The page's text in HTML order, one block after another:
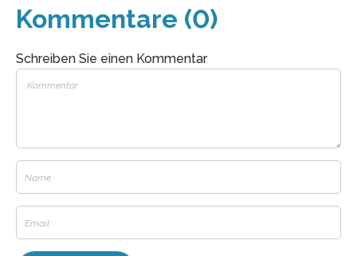
Kommentare (0)
Schreiben Sie einen Kommentar